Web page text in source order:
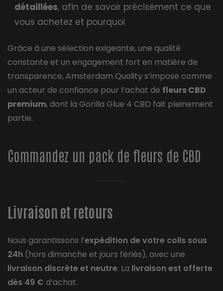
détaillées, afin de savoir précisément ce que
vous achetez et pourquoi
Grâce à une sélection exigeante, une qualité
constante et un engagement fort en matière de
transparence, Amsterdam Quality s’impose comme
un acteur de confiance pour l’achat de fleurs CBD
premium, dont la Gorilla Glue 4 CBD fait pleinement
partie.
Commandez un pack de fleurs de CBD
Livraison et retours
Nous garantissons l’expédition de votre colis sous
24h (hors dimanche et jours fériés), avec une
livraison discrète et neutre. La livraison est offerte
dès 49 € d’achat.